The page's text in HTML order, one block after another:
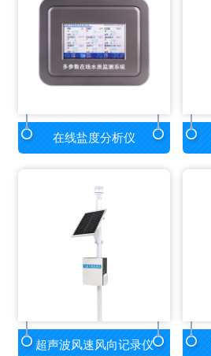
在线盐度分析仪
超声波风速风向记录仪